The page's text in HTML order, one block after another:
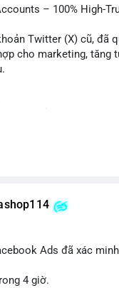
– 100% High-
Twitter (X) cũ, đã
cho marketing, tăng
giảm nguy cơ bị khóa
Ads đã xác
4 giờ.